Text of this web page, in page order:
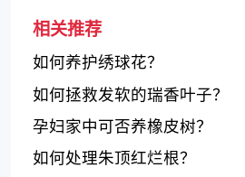
相关推荐
如何养护绣球花？
如何拯救发软的瑞香叶子？
孕妇家中可否养橡皮树？
如何处理朱顶红烂根？